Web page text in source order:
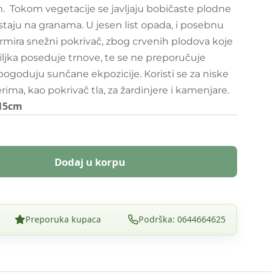
Tokom vegetacije se javljaju bobičaste plodne
na granama. U jesen list opada, i posebnu
snežni pokrivač, zbog crvenih plodova koje
poseduje trnove, te se ne preporučuje
sunčane ekpozicije. Koristi se za niske
kao pokrivač tla, za žardinjere i kamenjare.
Dodaj u korpu
Preporuka kupaca Podrška: 0644664625